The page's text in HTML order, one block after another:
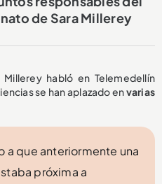
de Sara Millerey
habló en Telemedellín
se han aplazado envarias
a que anteriormente una
próxima a